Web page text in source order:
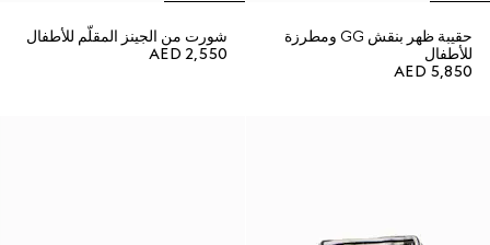
حقيبة ظهر بنقش GG ومطرزة
للأطفال
AED 5,850
شورت من الجينز المقلّم للأطفال
AED 2,550